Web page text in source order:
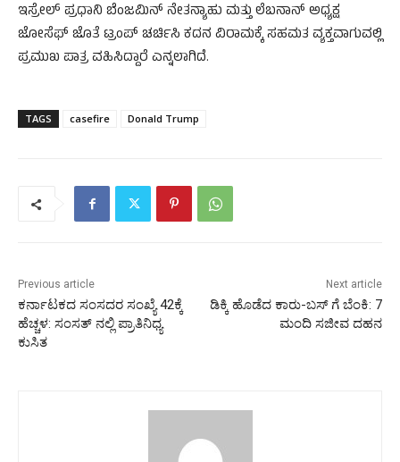
ಇಸ್ರೇಲ್ ಪ್ರಧಾನಿ ಬೆಂಜಮಿನ್ ನೇತನ್ಯಾಹು ಮತ್ತು ಲೆಬನಾನ್ ಅಧ್ಯಕ್ಷ
ಜೋಸೆಫ್ ಜೊತೆ ಟ್ರಂಪ್ ಚರ್ಚಿಸಿ ಕದನ ವಿರಾಮಕ್ಕೆ ಸಹಮತ ವ್ಯಕ್ತವಾಗುವಲ್ಲಿ
ಪ್ರಮುಖ ಪಾತ್ರ ವಹಿಸಿದ್ದಾರೆ ಎನ್ನಲಾಗಿದೆ.
TAGS casefire Donald Trump
Previous article
ಕರ್ನಾಟಕದ ಸಂಸದರ ಸಂಖ್ಯೆ 42ಕ್ಕೆ
ಹೆಚ್ಚಳ: ಸಂಸತ್ ನಲ್ಲಿ ಪ್ರಾತಿನಿಧ್ಯ
ಕುಸಿತ
Next article
ಡಿಕ್ಕಿ ಹೊಡೆದ ಕಾರು-ಬಸ್‌ ಗೆ ಬೆಂಕಿ: 7
ಮಂದಿ ಸಜೀವ ದಹನ